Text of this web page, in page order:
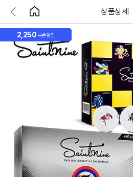
상품상세
2,250 쿠폰할인